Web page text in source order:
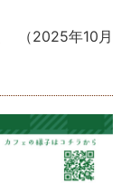
（2025年10月